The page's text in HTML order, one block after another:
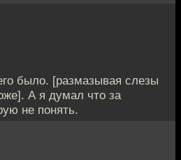
было. [размазывая слезы
А я думал что за
не понять.